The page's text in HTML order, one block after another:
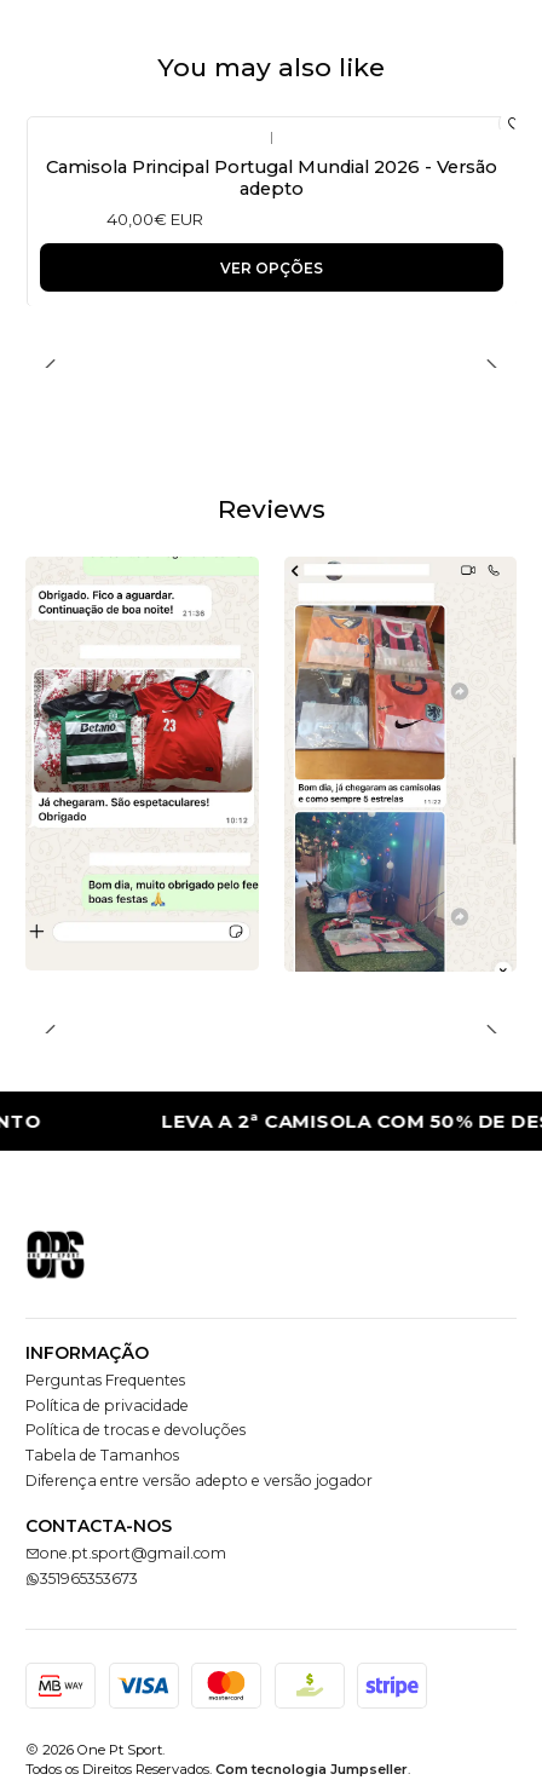
You may also like
Camisola Principal Portugal Mundial 2026 - Versão
adepto
40,00€ EUR
VER OPÇÕES
Reviews
LEVA A 2ª CAMISOLA COM 50% DE
INFORMAÇÃO
Perguntas Frequentes
Política de privacidade
Política de trocas e devoluções
Tabela de Tamanhos
Diferença entre versão adepto e versão jogador
CONTACTA-NOS
one.pt.sport@gmail.com
351965353673
2026 One Pt Sport.
Todos os Direitos Reservados. Com tecnologia Jumpseller.